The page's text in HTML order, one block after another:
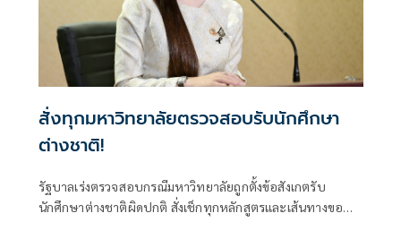
สั่งทุกมหาวิทยาลัยตรวจสอบรับนักศึกษา
ต่างชาติ!
รัฐบาลเร่งตรวจสอบกรณีมหาวิทยาลัยถูกตั้งข้อสังเกตรับ
นักศึกษาต่างชาติผิดปกติ สั่งเช็กทุกหลักสูตรและเส้นทางขอ